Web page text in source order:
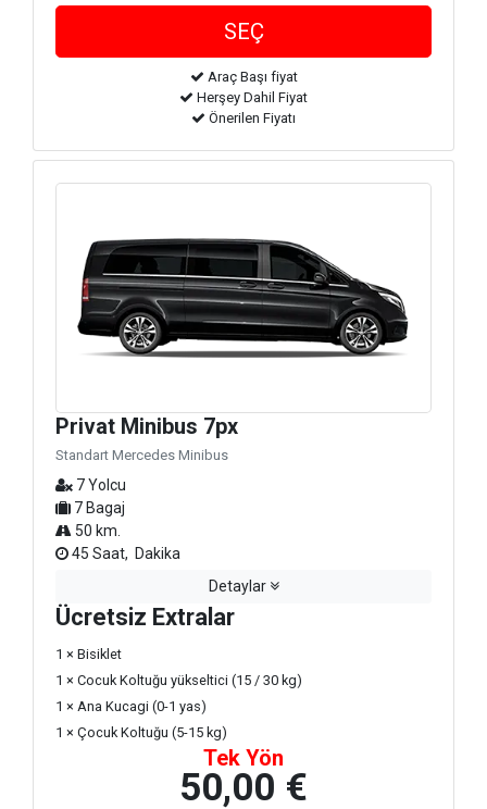
Araç Başı fiyat
Herşey Dahil Fiyat
Önerilen Fiyatı
Privat Minibus 7px
Standart Mercedes Minibus
7 Yolcu
7 Bagaj
50 km.
45 Saat, Dakika
Detaylar
Ücretsiz Extralar
1 × Bisiklet
1 × Cocuk Koltuğu yükseltici (15 / 30 kg)
1 × Ana Kucagi (0-1 yas)
1 × Çocuk Koltuğu (5-15 kg)
Tek Yön
50,00 €